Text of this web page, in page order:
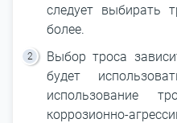
следует
более.
Выбор троса
будет
использование
коррозионно-